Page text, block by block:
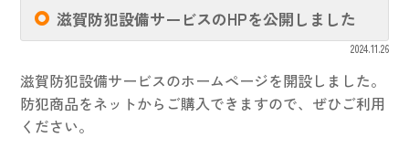
滋賀防犯設備サービスのHPを公開しました
2024.11.26
滋賀防犯設備サービスのホームページを開設しました。
防犯商品をネットからご購入できますので、ぜひご利用
ください。